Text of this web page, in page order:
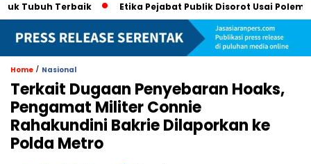
Terbaik Etika Pejabat Publik Disorot Usai Polemik
Home / Nasional
Terkait Dugaan Penyebaran Hoaks,
Pengamat Militer Connie
Rahakundini Bakrie Dilaporkan ke
Polda Metro